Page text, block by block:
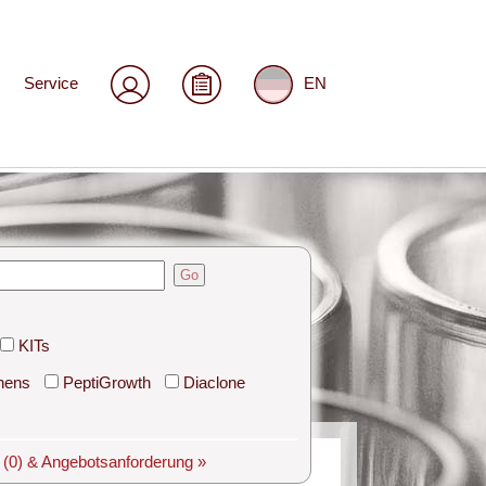
Service EN
Go
KITs
PeptiGrowth Diaclone
(0) & Angebotsanforderung »